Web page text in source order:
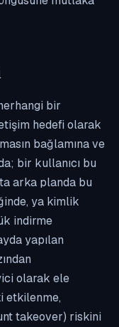
bir
hedefi olarak
bağlamına ve
bir kullanıcı bu
arka planda bu
ya kimlik
indirme
yapılan
olarak ele
etkilenme,
takeover) riskini